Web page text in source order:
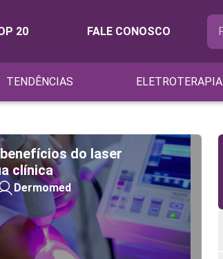
20 FALE CONOSCO
TENDÊNCIAS ELETROTERAPIA
do laser
clínica
Dermomed